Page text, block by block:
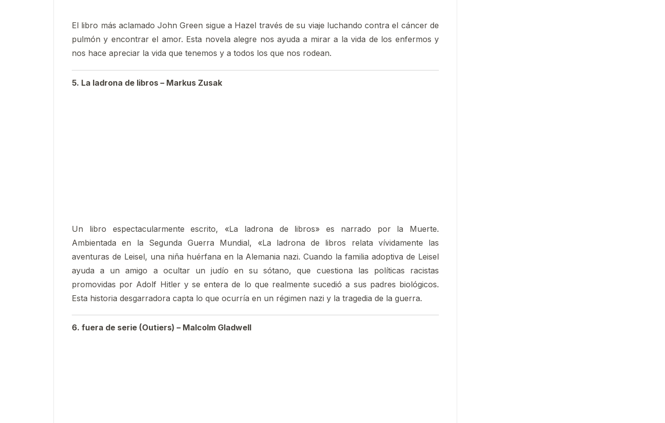
El libro más aclamado John Green sigue a Hazel través de su viaje luchando contra el cáncer de
pulmón y encontrar el amor. Esta novela alegre nos ayuda a mirar a la vida de los enfermos y
nos hace apreciar la vida que tenemos y a todos los que nos rodean.
5. La ladrona de libros – Markus Zusak
Un libro espectacularmente escrito, «La ladrona de libros» es narrado por la Muerte.
Ambientada en la Segunda Guerra Mundial, «La ladrona de libros relata vívidamente las
aventuras de Leisel, una niña huérfana en la Alemania nazi. Cuando la familia adoptiva de Leisel
ayuda a un amigo a ocultar un judío en su sótano, que cuestiona las políticas racistas
promovidas por Adolf Hitler y se entera de lo que realmente sucedió a sus padres biológicos.
Esta historia desgarradora capta lo que ocurría en un régimen nazi y la tragedia de la guerra.
6. fuera de serie (Outiers) – Malcolm Gladwell